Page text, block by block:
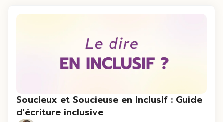
Soucieux et Soucieuse en inclusif : Guide
d'écriture inclusive